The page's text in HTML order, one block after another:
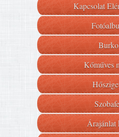
Kapcsolat
Kőműves
Árajánlat